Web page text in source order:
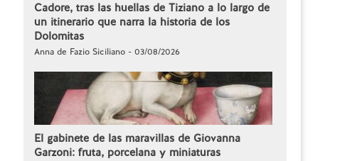
Cadore, tras las huellas de Tiziano a lo largo de
un itinerario que narra la historia de los
Dolomitas
Anna de Fazio Siciliano - 03/08/2026
El gabinete de las maravillas de Giovanna
Garzoni: fruta, porcelana y miniaturas